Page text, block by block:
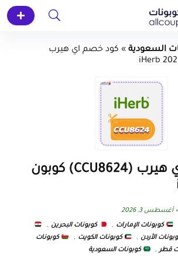
السعودية » كود خصم اي هيرب
كود خصم اي هيرب (CCU8624) كوبون
أغسطس 3, 2026
كوبونات الإمارات , كوبونات البحرين ,
الأردن , كوبونات الكويت ,
كوبونات
قطر , كوبونات السعودية